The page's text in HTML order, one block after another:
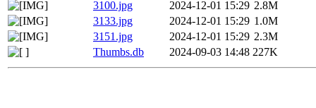
3100.jpg 2024-12-01 15:29 2.8M
3133.jpg
2024-12-01 15:29 1.0M
3151.jpg
2024-12-01 15:29 2.3M
Thumbs.db
2024-09-03 14:48 227K